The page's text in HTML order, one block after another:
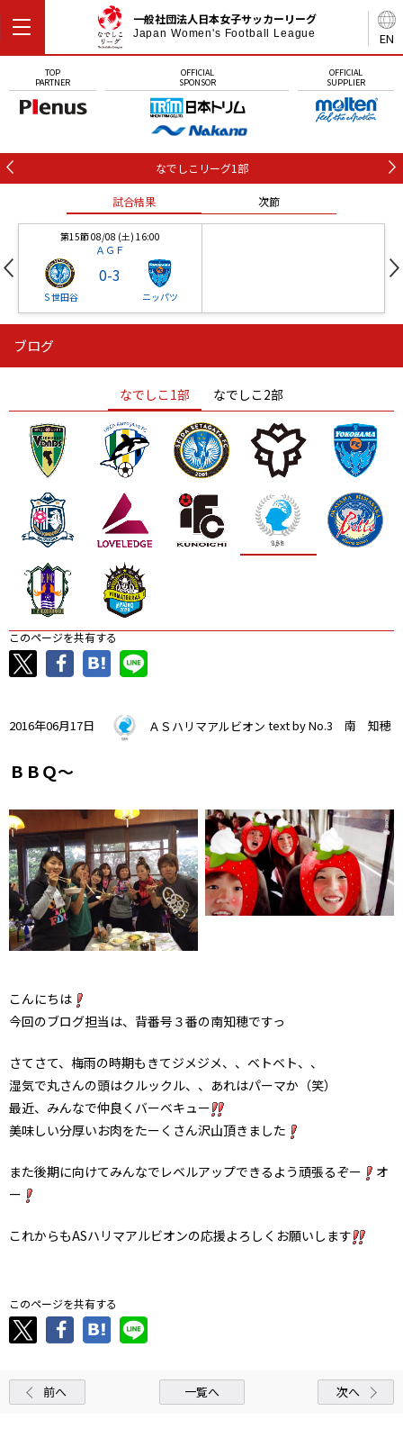
EN
一般社団法人日本女子サッカーリーグ
Japan Women's Football League
TOP
PARTNER
OFFICIAL
SPONSOR
OFFICIAL
SUPPLIER
なでしこリーグ1部
試合結果 次節
第15節 08/08 (土) 16:00
ＡＧＦ
Ｓ世田谷
0-3
ニッパツ
ニッパツ
ニッパツ 名古屋
石人の星
静岡 愛媛Ｌ
ブログ
なでしこ1部 なでしこ2部
このページを共有する
2016年06月17日 ＡＳハリマアルビオン text by No.3 南 知穂
ＢＢＱ～
こんにちは
今回のブログ担当は、背番号３番の南知穂ですっ
さてさて、梅雨の時期もきてジメジメ、、ベトベト、、
湿気で丸さんの頭はクルックル、、あれはパーマか（笑）
最近、みんなで仲良くバーベキュー
美味しい分厚いお肉をたーくさん沢山頂きました
また後期に向けてみんなでレベルアップできるよう頑張るぞー
オ
ー
これからもASハリマアルビオンの応援よろしくお願いします
このページを共有する
前へ 一覧へ 次へ